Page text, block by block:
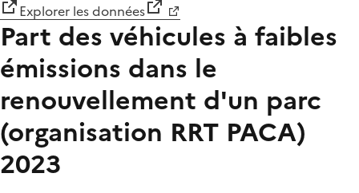
Explorer les données
Part des véhicules à faibles
émissions dans le
renouvellement d'un parc
(organisation RRT PACA)
2023